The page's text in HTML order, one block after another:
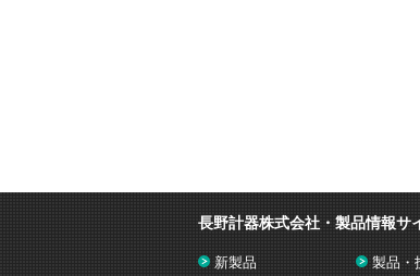
長野計器株式会社・製品情報サ
新製品 製品・